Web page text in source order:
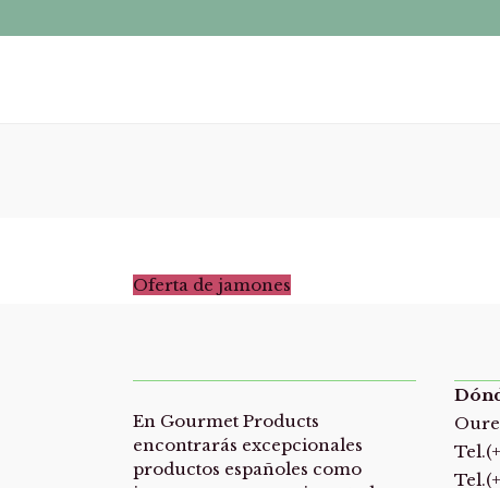
Oferta de jamones
En Gourmet Products
encontrarás excepcionales
productos españoles como